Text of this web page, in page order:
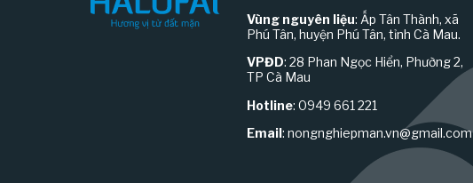
Vùng nguyên liệu: Ấp Tân Thành, xã
Phú Tân, huyện Phú Tân, tỉnh Cà Mau.
VPĐD: 28 Phan Ngọc Hiển, Phường 2,
TP Cà Mau
Hotline: 0949 661 221
Email: nongnghiepman.vn@gmail.com